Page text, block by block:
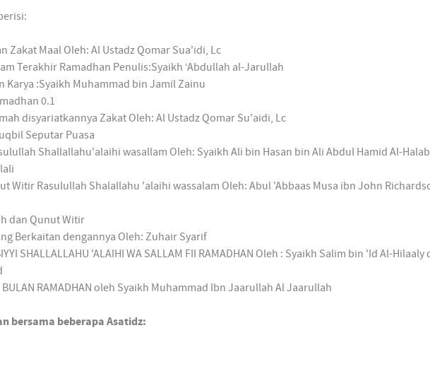
Zakat Maal Oleh: Al Ustadz Qomar Sua'idi, Lc
Terakhir Ramadhan Penulis:Syaikh ‘Abdullah al-Jarullah
Karya :Syaikh Muhammad bin Jamil Zainu
0.1
disyariatkannya Zakat Oleh: Al Ustadz Qomar Su'aidi, Lc
Seputar Puasa
Shallallahu'alaihi wasallam Oleh: Syaikh Ali bin Hasan bin Ali Abdul Hamid Al-
Witir Rasulullah Shalallahu 'alaihi wassalam Oleh: Abul 'Abbaas Musa ibn John
dan Qunut Witir
Berkaitan dengannya Oleh: Zuhair Syarif
SHALLALLAHU 'ALAIHI WA SALLAM FII RAMADHAN Oleh : Syaikh Salim bin 'Id Al-
BULAN RAMADHAN oleh Syaikh Muhammad Ibn Jaarullah Al Jaarullah
bersama beberapa Asatidz: